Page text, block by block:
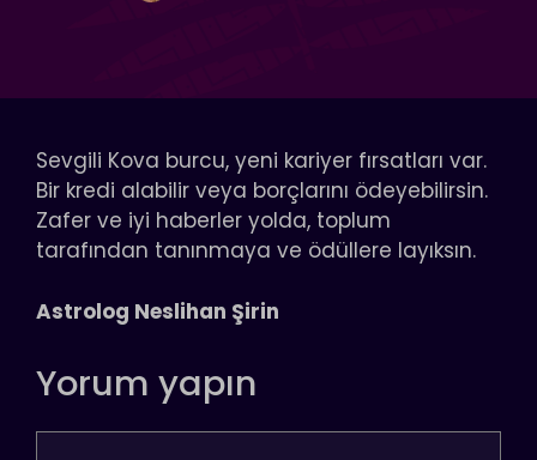
Sevgili Kova burcu, yeni kariyer fırsatları var.
Bir kredi alabilir veya borçlarını ödeyebilirsin.
Zafer ve iyi haberler yolda, toplum
tarafından tanınmaya ve ödüllere layıksın.
Astrolog Neslihan Şirin
Yorum yapın